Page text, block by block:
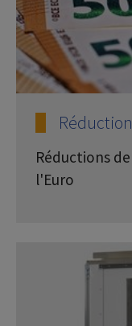
Réductions
l'Euro